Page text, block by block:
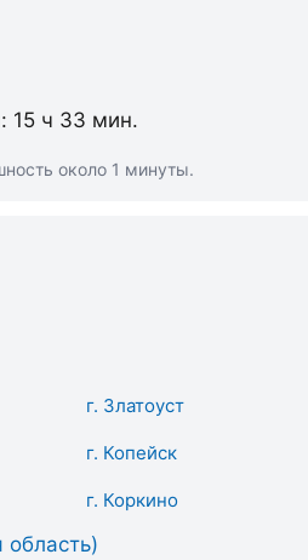
15 ч 33 мин.
около 1 минуты.
г. Златоуст
г. Копейск
г. Коркино